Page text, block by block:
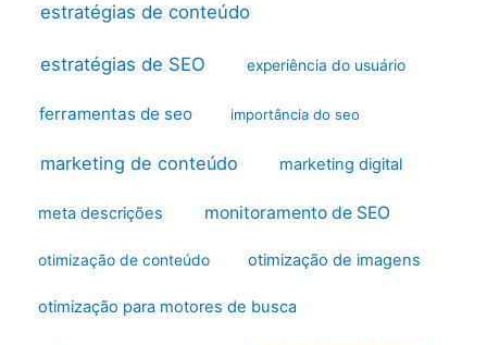
estratégias de conteúdo
estratégias de SEO experiência do usuário
ferramentas de seo importância do seo
marketing de conteúdo marketing digital
meta descrições monitoramento de SEO
otimização de conteúdo otimização de imagens
otimização para motores de busca